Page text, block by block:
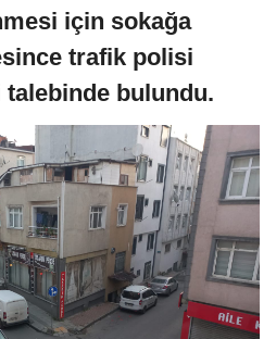
için sokağa
trafik polisi
bulundu.